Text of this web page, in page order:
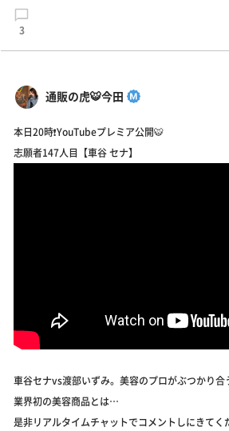
3
通販の虎🐯今田
本日20時❗️YouTubeプレミア公開🐯
志願者147人目【車谷 セナ】
車谷セナvs渡部いずみ。美容のプロがぶつかり合
業界初の美容商品とは…
是非リアルタイムチャットでコメントしにきて